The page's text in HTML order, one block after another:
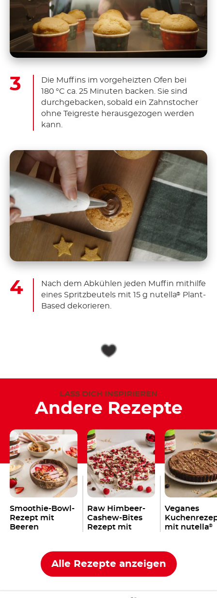
Die Muffins im vorgeheizten Ofen bei
180 °C ca. 25 Minuten backen. Sie sind
durchgebacken, sobald ein Zahnstocher
ohne Teigreste herausgezogen werden
kann.
Nach dem Abkühlen jeden Muffin mithilfe
eines Spritzbeutels mit 15 g nutella®
Plant-
Based dekorieren.
LASS DICH INSPIRIEREN
Andere Rezepte
Smoothie-Bowl-
Rezept mit
Beeren
Raw Himbeer-
Cashew-Bites
Rezept mit
Veganes
mit nutella®
Alle Rezepte anzeigen